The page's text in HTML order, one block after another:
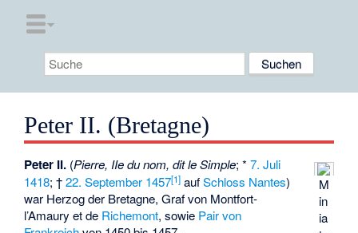
Peter II. (Bretagne)
M
in
ia
Peter II. (Pierre, IIe du nom, dit le Simple; *7. Juli
1418; †22. September 1457[1] aufSchloss Nantes)
war Herzog der Bretagne,Graf von Montfort-
l’Amaury et de Richemont, sowie Pair von